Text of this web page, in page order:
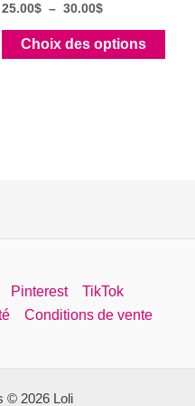
25.00$ – 30.00$Plage
prix :
25.00$
Choix des options
Ce
Pinterest
TikTok
Conditions de vente
© 2026 Loli